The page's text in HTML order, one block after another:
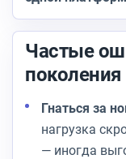
Частые
поколения
Гнаться за
нагрузка
— иногда